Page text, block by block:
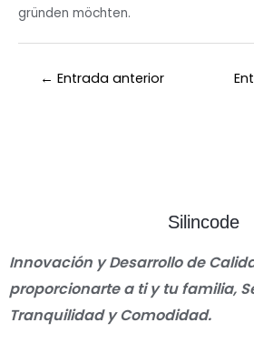
gründen möchten.
← Entrada anterior
Silincode
Innovación y Desarrollo de
proporcionarte a ti y tu familia,
Tranquilidad y Comodidad.